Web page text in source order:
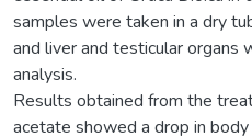
samples were taken in a dry
and liver and testicular organs
analysis.
Results obtained from the
acetate showed a drop in